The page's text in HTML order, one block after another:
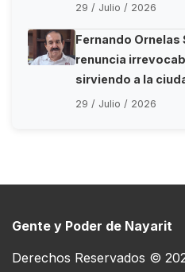
29 / Julio / 2026
Fernando Ornelas
renuncia
sirviendo a la
29 / Julio / 2026
Gente y Poder de Nayarit
Derechos Reservados ©